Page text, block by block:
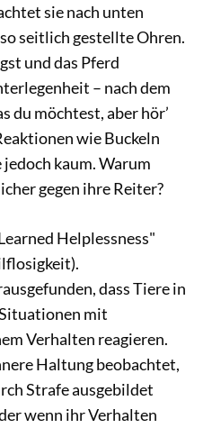
sie nach unten
seitlich gestellte Ohren.
und das Pferd
– nach dem
du möchtest, aber hör’
wie Buckeln
kaum. Warum
gegen ihre Reiter?
Helplessness"
dass Tiere in
mit
Verhalten reagieren.
Haltung beobachtet,
Strafe ausgebildet
wenn ihr Verhalten